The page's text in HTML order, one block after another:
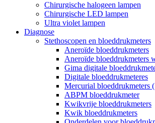
Chirurgische halogeen lampen
Chirurgische LED lampen
Ultra violet lampen
Diagnose
Stethoscopen en bloeddrukmeters
Aneroïde bloeddrukmeters
Aneroïde bloeddrukmeters
Gima digitale
Digitale bloeddrukmeteres
Mercurial bloeddrukmeters
ABPM bloeddrukmeter
Kwikvrije bloeddrukmeters
Kwik bloeddrukmeters